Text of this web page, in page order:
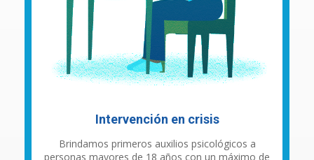
Intervención en crisis
Brindamos primeros auxilios psicológicos a
personas mayores de 18 años con un máximo de